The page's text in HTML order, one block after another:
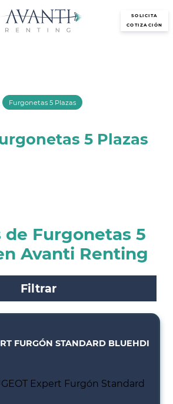
SOLICITA
COTIZACIÓN
Furgonetas 5 Plazas
5 Plazas
de Furgonetas 5
Avanti Renting
Filtrar
FURGÓN STANDARD BLUEHDI